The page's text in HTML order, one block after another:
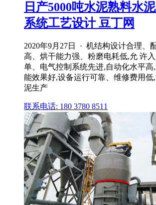
日产5000吨水泥熟料水
系统工艺设计 豆丁网
2020年9月27日 · 机结构设计合理、
高、烘干能力强、粉磨电耗低,允 许
单、电气控制系统先进,自动化水平高
能效果好,设备运行可靠、维修费用低
泥生产
联系电话: 180 3780 8511